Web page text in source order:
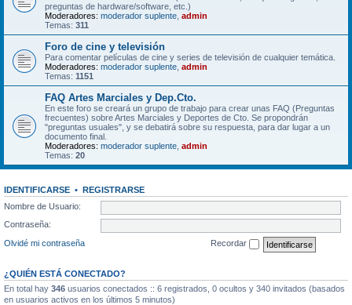
preguntas de hardware/software, etc.)
Moderadores: moderador suplente admin
Temas: 311
Foro de cine y televisión
Para comentar películas de cine y series de televisión de cualquier temática.
Moderadores: moderador suplente admin
Temas: 1151
FAQ Artes Marciales y Dep.Cto.
En este foro se creará un grupo de trabajo para crear unas FAQ (Preguntas
frecuentes) sobre Artes Marciales y Deportes de Cto. Se propondrán
"preguntas usuales", y se debatirá sobre su respuesta, para dar lugar a un
documento final.
Moderadores: moderador suplente admin
Temas: 20
IDENTIFICARSE • REGISTRARSE
Nombre de Usuario:
Contraseña:
Olvidé mi contraseña
Recordar
¿QUIÉN ESTÁ CONECTADO?
En total hay 346 usuarios conectados :: 6 registrados, 0 ocultos y 340 invitados (basados
en usuarios activos en los últimos 5 minutos)